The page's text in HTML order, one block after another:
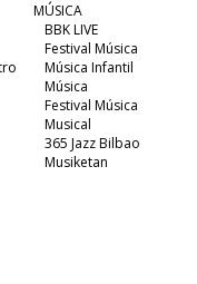
MÚSICA
BBK LIVE
Festival Música
Música Infantil
Música
Festival Música
Musical
365 Jazz Bilbao
Musiketan